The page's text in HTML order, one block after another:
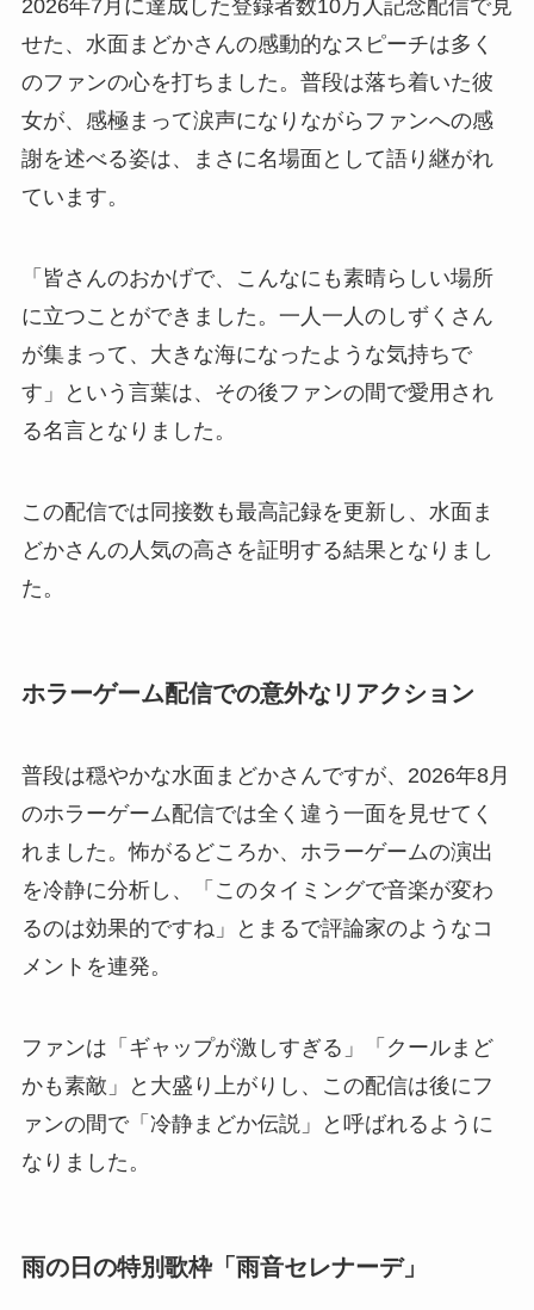
2026年7月に達成した登録者数10万人記念配信で見
せた、水面まどかさんの感動的なスピーチは多く
のファンの心を打ちました。普段は落ち着いた彼
女が、感極まって涙声になりながらファンへの感
謝を述べる姿は、まさに名場面として語り継がれ
ています。
「皆さんのおかげで、こんなにも素晴らしい場所
に立つことができました。一人一人のしずくさん
が集まって、大きな海になったような気持ちで
す」という言葉は、その後ファンの間で愛用され
る名言となりました。
この配信では同接数も最高記録を更新し、水面ま
どかさんの人気の高さを証明する結果となりまし
た。
ホラーゲーム配信での意外なリアクション
普段は穏やかな水面まどかさんですが、2026年8月
のホラーゲーム配信では全く違う一面を見せてく
れました。怖がるどころか、ホラーゲームの演出
を冷静に分析し、「このタイミングで音楽が変わ
るのは効果的ですね」とまるで評論家のようなコ
メントを連発。
ファンは「ギャップが激しすぎる」「クールまど
かも素敵」と大盛り上がりし、この配信は後にフ
ァンの間で「冷静まどか伝説」と呼ばれるように
なりました。
雨の日の特別歌枠「雨音セレナーデ」